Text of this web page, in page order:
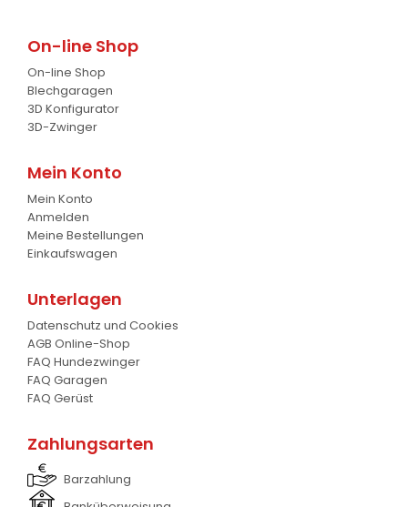
Streuer
Ballengreifer
Baumgreifer
Schaufel
Gabel
Krokodil Gabel und Schaufel
Silageschieber
Frontlader
Frontanbau Kat. 1 und Kat.2
Baumverpflanzer
Gabelstapler-Euroaufnahme
On-line Shop
On-line Shop
Blechgaragen
3D Konfigurator
3D-Zwinger
Mein Konto
Mein Konto
Anmelden
Meine Bestellungen
Einkaufswagen
Unterlagen
Datenschutz und Cookies
AGB Online-Shop
FAQ Hundezwinger
FAQ Garagen
FAQ Gerüst
Zahlungsarten
Barzahlung